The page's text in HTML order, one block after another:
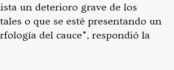
un deterioro grave de los
o que se esté presentando un
del cauce”, respondió la